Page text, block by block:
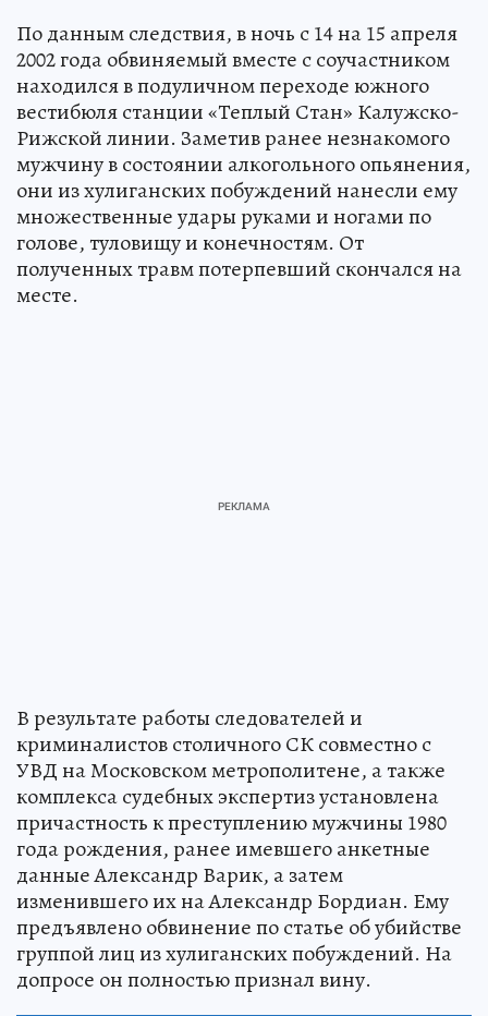
По данным следствия, в ночь с 14 на 15 апреля
2002 года обвиняемый вместе с соучастником
находился в подуличном переходе южного
вестибюля станции «Теплый Стан» Калужско-
Рижской линии. Заметив ранее незнакомого
мужчину в состоянии алкогольного опьянения,
они из хулиганских побуждений нанесли ему
множественные удары руками и ногами по
голове, туловищу и конечностям. От
полученных травм потерпевший скончался на
месте.
В результате работы следователей и
криминалистов столичного СК совместно с
УВД на Московском метрополитене, а также
комплекса судебных экспертиз установлена
причастность к преступлению мужчины 1980
года рождения, ранее имевшего анкетные
данные Александр Варик, а затем
изменившего их на Александр Бордиан. Ему
предъявлено обвинение по статье об убийстве
группой лиц из хулиганских побуждений. На
допросе он полностью признал вину.